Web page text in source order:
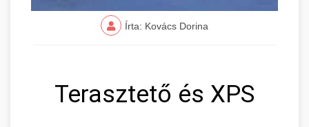
Írta: Kovács Dorina
Terasztető és XPS